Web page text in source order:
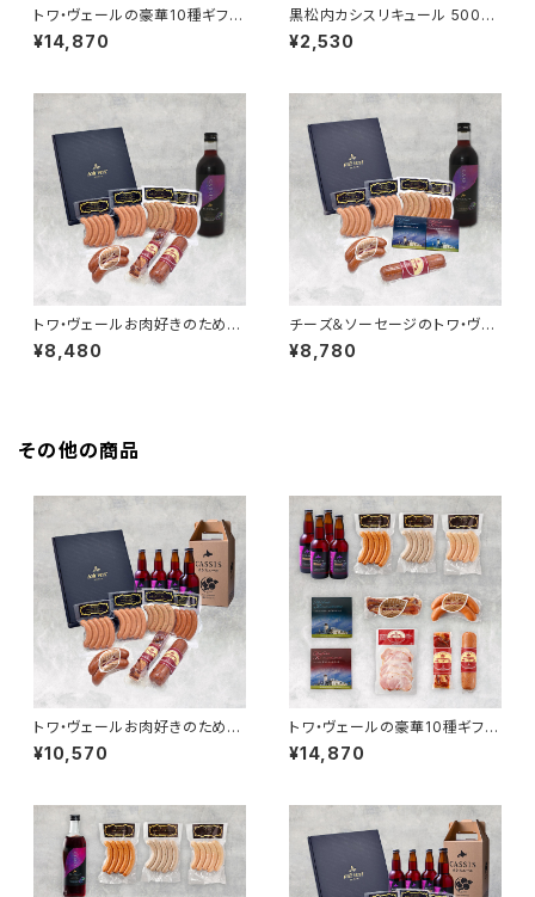
トワ・ヴェールの豪華10種ギフト
セットと「黒松内カシスエール 3
30ml」4本
¥14,870
黒松内カシスリキュール 500ml
（化粧箱付き）
¥2,530
トワ・ヴェールお肉好きのための
ギフトセットと「黒松内カシスリ
キュール 500ml」1本
¥8,480
チーズ＆ソーセージのトワ・ヴェ
ールギフトセットと「黒松内カシ
スリキュール 500ml」1本
¥8,780
その他の商品
トワ・ヴェールお肉好きのための
ギフトセットと「黒松内カシスエ
ール330ml」4本
¥10,570
トワ・ヴェールの豪華10種ギフト
セットと「黒松内カシスエール 3
30ml」4本
¥14,870